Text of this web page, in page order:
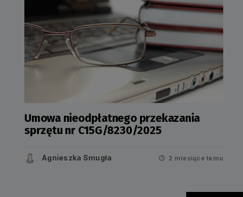
Umowa nieodpłatnego przekazania
sprzętu nr C15G/8230/2025
Agnieszka Smugła 2 miesiące temu